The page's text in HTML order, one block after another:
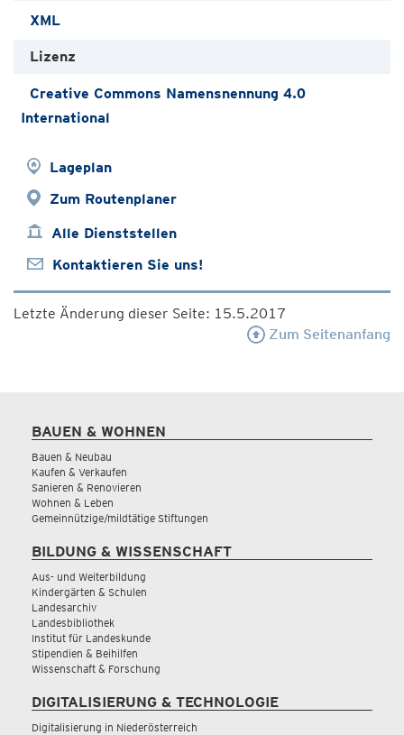
XML
Lizenz
Creative Commons Namensnennung 4.0
International
Lageplan
Zum Routenplaner
Alle Dienststellen
Kontaktieren Sie uns!
Letzte Änderung dieser Seite: 15.5.2017
Zum Seitenanfang
BAUEN & WOHNEN
Bauen & Neubau
Kaufen & Verkaufen
Sanieren & Renovieren
Wohnen & Leben
Gemeinnützige/mildtätige Stiftungen
BILDUNG & WISSENSCHAFT
Aus- und Weiterbildung
Kindergärten & Schulen
Landesarchiv
Landesbibliothek
Institut für Landeskunde
Stipendien & Beihilfen
Wissenschaft & Forschung
DIGITALISIERUNG & TECHNOLOGIE
Digitalisierung in Niederösterreich